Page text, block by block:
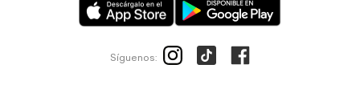
Síguenos: